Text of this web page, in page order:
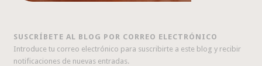
SUSCRÍBETE AL BLOG POR CORREO ELECTRÓNICO
Introduce tu correo electrónico para suscribirte a este blog y recibir
notificaciones de nuevas entradas.